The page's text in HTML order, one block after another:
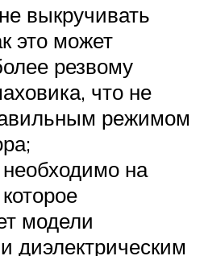
выкручивать
это может
резвому
что не
режимом
необходимо на
модели
диэлектрическим